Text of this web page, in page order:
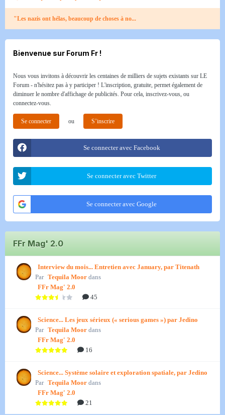
"Les nazis ont hélas, beaucoup de choses à no...
Bienvenue sur Forum Fr !
Nous vous invitons à découvrir les centaines de milliers de sujets existants sur LE
Forum - n'hésitez pas à y participer ! L'inscription, gratuite, permet également de
diminuer le nombre d'affichage de publicités. Pour cela, inscrivez-vous, ou
connectez-vous.
Se connecter ou S’inscrire
Se connecter avec Facebook
Se connecter avec Twitter
Se connecter avec Google
FFr Mag' 2.0
Interview du mois... Entretien avec January, par Titenath
Par Tequila Moor dans
FFr Mag' 2.0
45
Science... Les jeux sérieux (« serious games ») par Jedino
Par Tequila Moor dans
FFr Mag' 2.0
16
Science... Système solaire et exploration spatiale, par Jedino
Par Tequila Moor dans
FFr Mag' 2.0
21